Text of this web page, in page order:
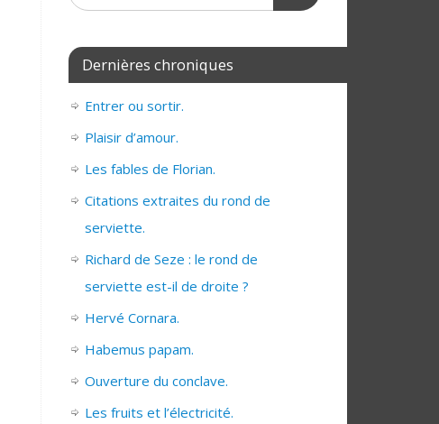
Dernières chroniques
Entrer ou sortir.
Plaisir d’amour.
Les fables de Florian.
Citations extraites du rond de
serviette.
Richard de Seze : le rond de
serviette est-il de droite ?
Hervé Cornara.
Habemus papam.
Ouverture du conclave.
Les fruits et l’électricité.